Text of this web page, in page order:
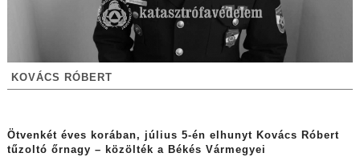
KOVÁCS RÓBERT
Ötvenkét éves korában, július 5-én elhunyt Kovács Róbert
tűzoltó őrnagy – közölték a Békés Vármegyei